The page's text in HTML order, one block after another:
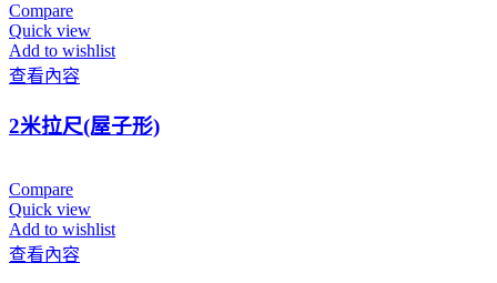
Compare
Quick view
Add to wishlist
查看內容
2米拉尺(屋子形)
Compare
Quick view
Add to wishlist
查看內容